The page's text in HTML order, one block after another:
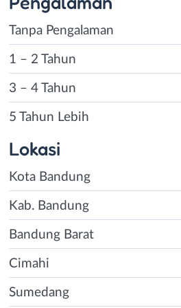
Tanpa Pengalaman
1 – 2 Tahun
3 – 4 Tahun
5 Tahun Lebih
Lokasi
Kota Bandung
Kab. Bandung
Bandung Barat
Cimahi
Sumedang